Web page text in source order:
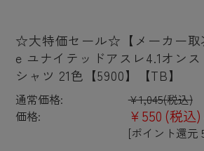
☆大特価セール☆【メーカー取
e ユナイテッドアスレ4.1オン
シャツ 21色【5900】【TB】
通常価格: ¥1,045(税込)
価格:
¥550 (税込)
[ポイント還元